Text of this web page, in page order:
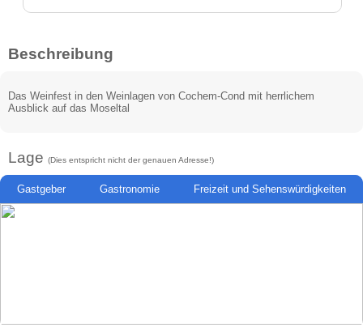
Beschreibung
Das Weinfest in den Weinlagen von Cochem-Cond mit herrlichem
Ausblick auf das Moseltal
Lage (Dies entspricht nicht der genauen Adresse!)
Gastgeber Gastronomie Freizeit und Sehenswürdigkeiten